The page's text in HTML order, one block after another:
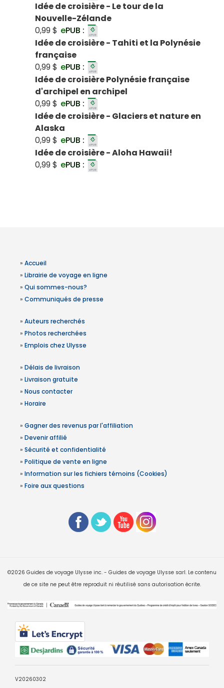
Idée de croisière - Le tour de la
Nouvelle-Zélande
0,99 $ ePUB :
Idée de croisière - Tahiti et la Polynésie
française
0,99 $ ePUB :
Idée de croisière Polynésie française
d'archipel en archipel
0,99 $ ePUB :
Idée de croisière - Glaciers et nature en
Alaska
0,99 $ ePUB :
Idée de croisière - Aloha Hawaii!
0,99 $ ePUB :
» Accueil
» Librairie de voyage en ligne
» Qui sommes-nous?
» Communiqués de presse
» Auteurs recherchés
» Photos recherchées
» Emplois chez Ulysse
» Délais de livraison
» Livraison gratuite
» Nous contacter
» Horaire
» Gagner des revenus par l'affiliation
» Devenir affilié
» Sécurité et confidentialité
» Politique de vente en ligne
» Information sur les fichiers témoins (Cookies)
» Foire aux questions
©2026 Guides de voyage Ulysse inc. - Guides de voyage Ulysse sarl. Le contenu
de ce site ne peut être reproduit ni réutilisé sans autorisation écrite.
V20260302